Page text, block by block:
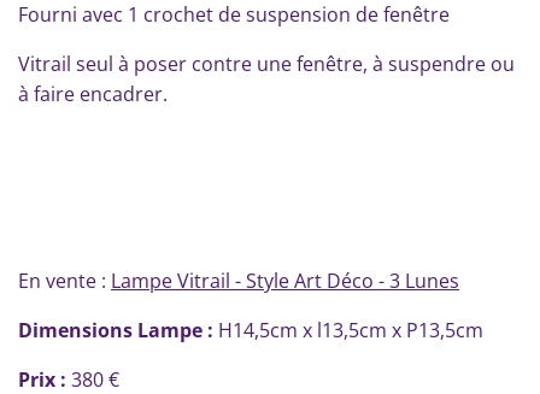
Fourni avec 1 crochet de suspension de fenêtre
Vitrail seul à poser contre une fenêtre, à suspendre ou
à faire encadrer.
En vente : Lampe Vitrail - Style Art Déco - 3 Lunes
Dimensions Lampe : H14,5cm x l13,5cm x P13,5cm
Prix : 380 €